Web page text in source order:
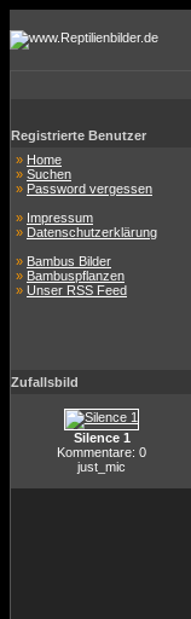
Registrierte Benutzer
» Home
» Suchen
» Password vergessen
» Impressum
» Datenschutzerklärung
» Bambus Bilder
» Bambuspflanzen
» Unser RSS Feed
Zufallsbild
Silence 1
Kommentare: 0
just_mic